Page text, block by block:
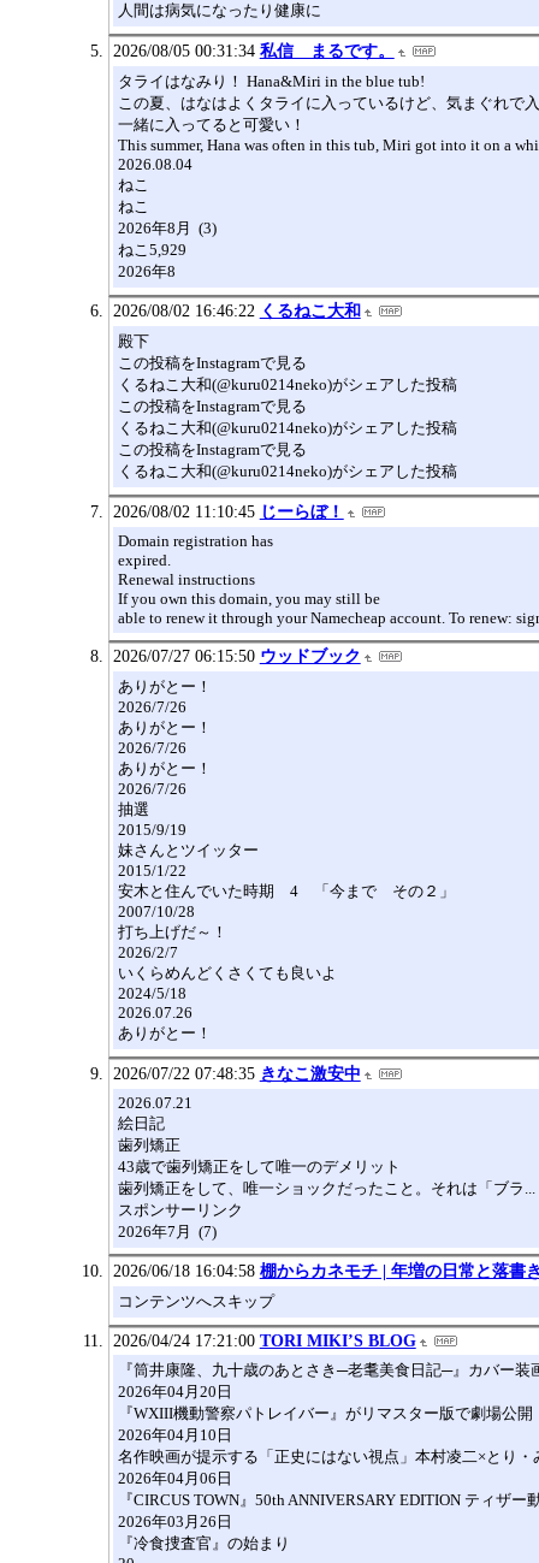
人間は病気になったり健康に
2026/08/05 00:31:34 私信 まるです。
タライはなみり！ Hana&Miri in the blue tub!
この夏、はなはよくタライに入っているけど、気まぐれで入
一緒に入ってると可愛い！
This summer, Hana was often in this tub, Miri got into it on a
2026.08.04
ねこ
ねこ
2026年8月 (3)
ねこ5,929
2026年8
2026/08/02 16:46:22 くるねこ大和
殿下
この投稿をInstagramで見る
くるねこ大和(@kuru0214neko)がシェアした投稿
この投稿をInstagramで見る
くるねこ大和(@kuru0214neko)がシェアした投稿
この投稿をInstagramで見る
くるねこ大和(@kuru0214neko)がシェアした投稿
2026/08/02 11:10:45 じーらぼ！
Domain registration has
expired.
Renewal instructions
If you own this domain, you may still be
able to renew it through your Namecheap account. To renew:
2026/07/27 06:15:50 ウッドブック
ありがとー！
2026/7/26
ありがとー！
2026/7/26
ありがとー！
2026/7/26
抽選
2015/9/19
妹さんとツイッター
2015/1/22
安木と住んでいた時期 4 「今まで その２」
2007/10/28
打ち上げだ～！
2026/2/7
いくらめんどくさくても良いよ
2024/5/18
2026.07.26
ありがとー！
2026/07/22 07:48:35 きなこ激安中
2026.07.21
絵日記
歯列矯正
43歳で歯列矯正をして唯一のデメリット
歯列矯正をして、唯一ショックだったこと。それは「ブラ...
スポンサーリンク
2026年7月 (7)
2026/06/18 16:04:58 棚からカネモチ | 年増の日常と落書き
コンテンツへスキップ
2026/04/24 17:21:00 TORI MIKI’S BLOG
『筒井康隆、九十歳のあとさき─老耄美食日記─』カバー装
2026年04月20日
『WXIII機動警察パトレイバー』がリマスター版で劇場公開
2026年04月10日
名作映画が提示する「正史にはない視点」本村凌二×とり・
2026年04月06日
『CIRCUS TOWN』50th ANNIVERSARY EDITION ティザー
2026年03月26日
『冷食捜査官』の始まり